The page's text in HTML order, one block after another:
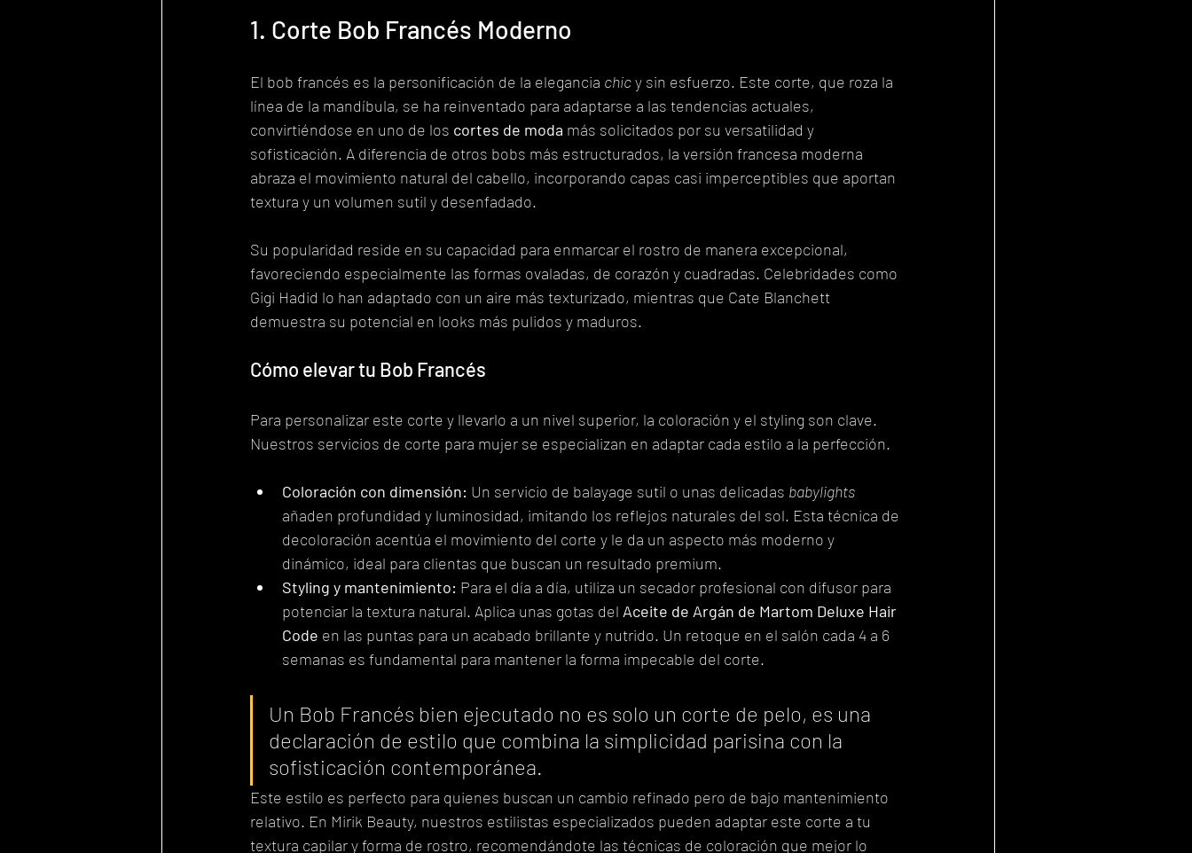
1. Corte Bob Francés Moderno
El bob francés es la personificación de la elegancia chic y sin esfuerzo. Este corte, que roza la
línea de la mandíbula, se ha reinventado para adaptarse a las tendencias actuales,
convirtiéndose en uno de los cortes de moda más solicitados por su versatilidad y
sofisticación. A diferencia de otros bobs más estructurados, la versión francesa moderna
abraza el movimiento natural del cabello, incorporando capas casi imperceptibles que aportan
textura y un volumen sutil y desenfadado.
Su popularidad reside en su capacidad para enmarcar el rostro de manera excepcional,
favoreciendo especialmente las formas ovaladas, de corazón y cuadradas. Celebridades como
Gigi Hadid lo han adaptado con un aire más texturizado, mientras que Cate Blanchett
demuestra su potencial en looks más pulidos y maduros.
Cómo elevar tu Bob Francés
Para personalizar este corte y llevarlo a un nivel superior, la coloración y el styling son clave.
Nuestros servicios de corte para mujer se especializan en adaptar cada estilo a la perfección.
Coloración con dimensión: Un servicio de balayage sutil o unas delicadas babylights
añaden profundidad y luminosidad, imitando los reflejos naturales del sol. Esta técnica de
decoloración acentúa el movimiento del corte y le da un aspecto más moderno y
dinámico, ideal para clientas que buscan un resultado premium.
Styling y mantenimiento: Para el día a día, utiliza un secador profesional con difusor para
potenciar la textura natural. Aplica unas gotas del Aceite de Argán de Martom Deluxe Hair
Code en las puntas para un acabado brillante y nutrido. Un retoque en el salón cada 4 a 6
semanas es fundamental para mantener la forma impecable del corte.
Un Bob Francés bien ejecutado no es solo un corte de pelo, es una
declaración de estilo que combina la simplicidad parisina con la
sofisticación contemporánea.
Este estilo es perfecto para quienes buscan un cambio refinado pero de bajo mantenimiento
relativo. En Mirik Beauty, nuestros estilistas especializados pueden adaptar este corte a tu
textura capilar y forma de rostro, recomendándote las técnicas de coloración que mejor lo